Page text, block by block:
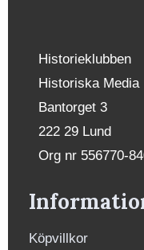
Historieklubben
Historiska Media
Bantorget 3
222 29 Lund
Org nr 556770-
Köpvillkor